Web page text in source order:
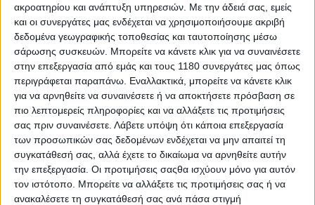
ακροατηρίου και ανάπτυξη υπηρεσιών. Με την άδειά σας, εμείς
και οι συνεργάτες μας ενδέχεται να χρησιμοποιήσουμε ακριβή
δεδομένα γεωγραφικής τοποθεσίας και ταυτοποίησης μέσω
σάρωσης συσκευών. Μπορείτε να κάνετε κλικ για να συναινέσετε
στην επεξεργασία από εμάς και τους 1180 συνεργάτες μας όπως
περιγράφεται παραπάνω. Εναλλακτικά, μπορείτε να κάνετε κλικ
για να αρνηθείτε να συναινέσετε ή να αποκτήσετε πρόσβαση σε
πιο λεπτομερείς πληροφορίες και να αλλάξετε τις προτιμήσεις
σας πριν συναινέσετε. Λάβετε υπόψη ότι κάποια επεξεργασία
των προσωπικών σας δεδομένων ενδέχεται να μην απαιτεί τη
συγκατάθεσή σας, αλλά έχετε το δικαίωμα να αρνηθείτε αυτήν
την επεξεργασία. Οι προτιμήσεις σαςθα ισχύουν μόνο για αυτόν
τον ιστότοπο. Μπορείτε να αλλάξετε τις προτιμήσεις σας ή να
ανακαλέσετε τη συγκατάθεσή σας ανά πάσα στιγμή
MotoGP: Το 2025 έκλεισε με ρεκόρ ανάπτυξης και
ρεκόρ προσέλευσης αγώνα
Η σεζόν του 2025 αποτελούνταν από 22 αγώνες σε 18 χώρες
σε πέντε ηπείρους. Οι οπαδοί είδαν πέντε παγκόσμιους
πρωταθλητές να παρατάσσονται στη γραμμή εκκίνησης, 10
από τις 11 ομάδες να κατακτούν θέσεις...
Race News
Moto GP - Πρώτα ελευθέρα δοκιμαστικά με
κυριαρχία Marquez
Ο έξι φορές Παγκόσμιος Πρωταθλητής του MotoGP ξεκίνησε
δυναμικά στη Γαλλία, ενώ οι Quartararo και Za...